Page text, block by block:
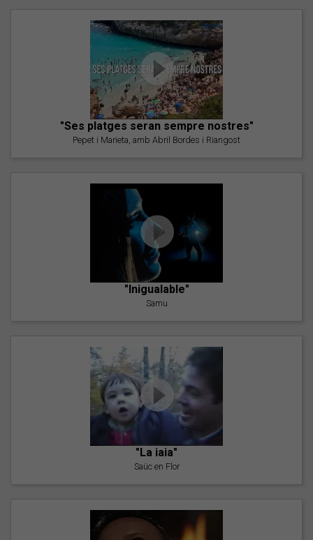
"Ses platges seran sempre nostres"
Pepet i Marieta, amb Abril Bordes i Riangost
"Inigualable"
Samu
"La iaia"
Saüc en Flor